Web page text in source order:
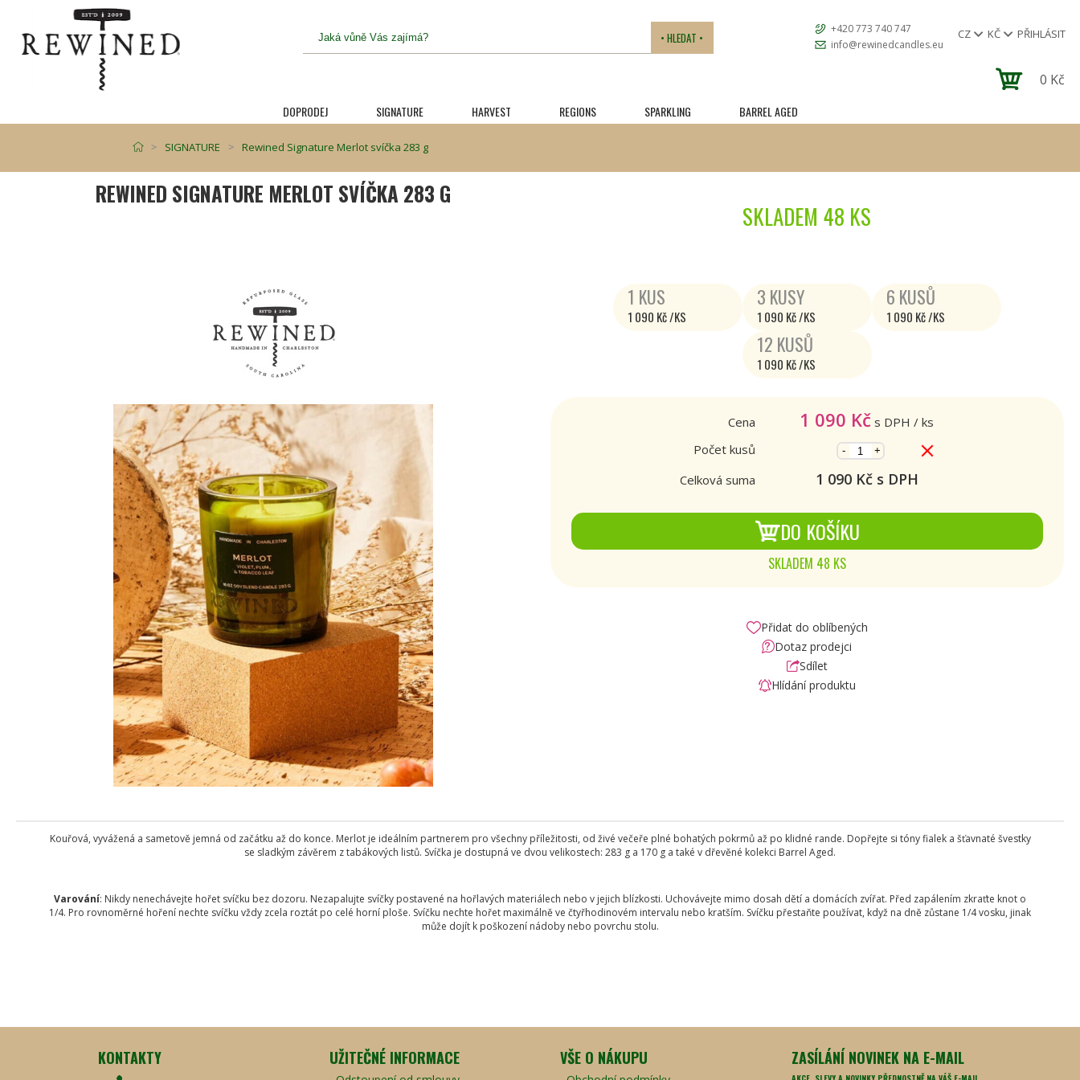
• HLEDAT •
+420 773 740 747
info@rewinedcandles.eu
CZ KČ PŘIHLÁSIT
0 Kč
DOPRODEJ SIGNATURE HARVEST REGIONS SPARKLING BARREL AGED
SIGNATURE Rewined Signature Merlot svíčka 283 g
REWINED SIGNATURE MERLOT SVÍČKA 283 G
SKLADEM 48 KS
1 KUS
1 090 Kč /KS
3 KUSY
1 090 Kč /KS
6 KUSŮ
1 090 Kč /KS
12 KUSŮ
1 090 Kč /KS
Cena 1 090 Kč s DPH / ks
Počet kusů
- +
Celková suma 1 090Kč s DPH
DO KOŠÍKU
SKLADEM 48 KS
Přidat do oblíbených
Dotaz prodejci
Sdílet
Hlídání produktu
Kouřová, vyvážená a sametově jemná od začátku až do konce. Merlot je ideálním partnerem pro všechny příležitosti, od živé večeře plné bohatých pokrmů až po klidné rande. Dopřejte si tóny fialek a šťavnaté švestky
se sladkým závěrem z tabákových listů. Svíčka je dostupná ve dvou velikostech: 283 g a 170 g a také v dřevěné kolekci Barrel Aged.
Varování: Nikdy nenechávejte hořet svíčku bez dozoru. Nezapalujte svíčky postavené na hořlavých materiálech nebo v jejich blízkosti. Uchovávejte mimo dosah dětí a domácích zvířat. Před zapálením zkraťte knot o
1/4. Pro rovnoměrné hoření nechte svíčku vždy zcela roztát po celé horní ploše. Svíčku nechte hořet maximálně ve čtyřhodinovém intervalu nebo kratším. Svíčku přestaňte používat, když na dně zůstane 1/4 vosku, jinak
může dojít k poškození nádoby nebo povrchu stolu.
KONTAKTY UŽITEČNÉ INFORMACE VŠE O NÁKUPU ZASÍLÁNÍ NOVINEK NA E-MAIL